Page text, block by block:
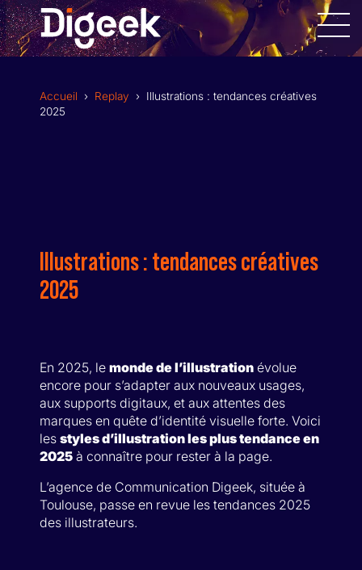
Allez
au
contenu
APPLICATIONS MOBILES
Accueil › Replay › Illustrations : tendances créatives
2025
Illustrations : tendances créatives
2025
En 2025, le monde de l’illustration évolue
encore pour s’adapter aux nouveaux usages,
aux supports digitaux, et aux attentes des
marques en quête d’identité visuelle forte. Voici
les styles d’illustration les plus tendance en
2025 à connaître pour rester à la page.
L’agence de Communication Digeek, située à
Toulouse, passe en revue les tendances 2025
des illustrateurs.